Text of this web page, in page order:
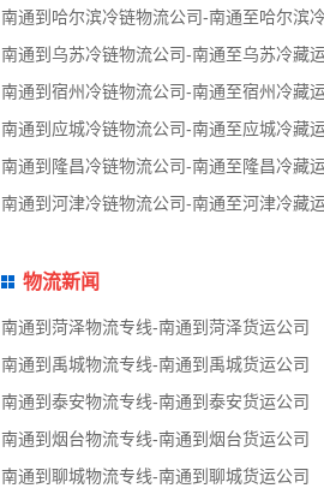
南通到哈尔滨冷链物流公司-南通至哈尔滨
南通到乌苏冷链物流公司-南通至乌苏冷藏
南通到宿州冷链物流公司-南通至宿州冷藏
南通到应城冷链物流公司-南通至应城冷藏
南通到隆昌冷链物流公司-南通至隆昌冷藏
南通到河津冷链物流公司-南通至河津冷藏
物流新闻
南通到菏泽物流专线-南通到菏泽货运公司
南通到禹城物流专线-南通到禹城货运公司
南通到泰安物流专线-南通到泰安货运公司
南通到烟台物流专线-南通到烟台货运公司
南通到聊城物流专线-南通到聊城货运公司